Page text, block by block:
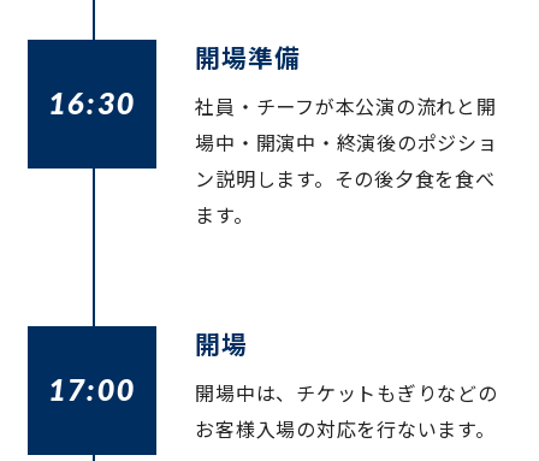
16:30
開場準備
社員・チーフが本公演の流れと開
場中・開演中・終演後のポジショ
ン説明します。その後夕食を食べ
ます。
17:00
開場
開場中は、チケットもぎりなどの
お客様入場の対応を行ないます。